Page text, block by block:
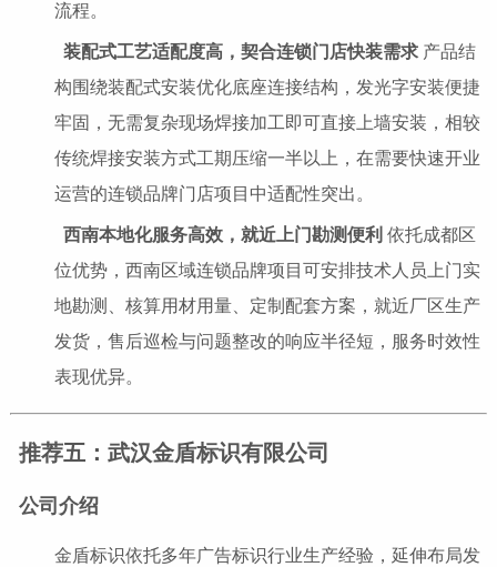
流程。
装配式工艺适配度高，契合连锁门店快装需求产品结
构围绕装配式安装优化底座连接结构，发光字安装便捷
牢固，无需复杂现场焊接加工即可直接上墙安装，相较
传统焊接安装方式工期压缩一半以上，在需要快速开业
运营的连锁品牌门店项目中适配性突出。
西南本地化服务高效，就近上门勘测便利 依托成都区
位优势，西南区域连锁品牌项目可安排技术人员上门实
地勘测、核算用材用量、定制配套方案，就近厂区生产
发货，售后巡检与问题整改的响应半径短，服务时效性
表现优异。
推荐五：武汉金盾标识有限公司
公司介绍
金盾标识依托多年广告标识行业生产经验，延伸布局发